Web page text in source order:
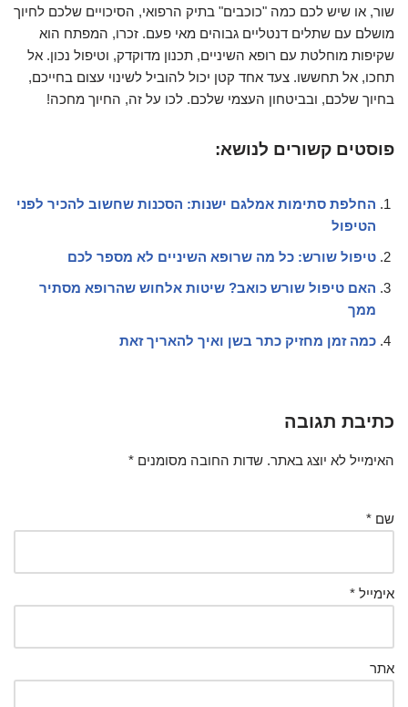
שור, או שיש לכם כמה "כוכבים" בתיק הרפואי, הסיכויים שלכם לחיוך
מושלם עם שתלים דנטליים גבוהים מאי פעם. זכרו, המפתח הוא
שקיפות מוחלטת עם רופא השיניים, תכנון מדוקדק, וטיפול נכון. אל
תחכו, אל תחששו. צעד אחד קטן יכול להוביל לשינוי עצום בחייכם,
בחיוך שלכם, ובביטחון העצמי שלכם. לכו על זה, החיוך מחכה!
פוסטים קשורים לנושא:
החלפת סתימות אמלגם ישנות: הסכנות שחשוב להכיר לפני
הטיפול
טיפול שורש: כל מה שרופא השיניים לא מספר לכם
האם טיפול שורש כואב? שיטות אלחוש שהרופא מסתיר
ממך
כמה זמן מחזיק כתר בשן ואיך להאריך זאת
כתיבת תגובה
האימייל לא יוצג באתר. שדות החובה מסומנים *
שם *
אימייל *
אתר